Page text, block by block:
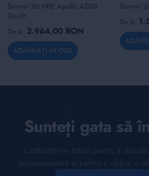
Server 2U HPE Apollo 4200
Gen9
De la 2.964,00 RON
ADĂUGAȚI IN COȘ
Server
De la
Sunteți gata să